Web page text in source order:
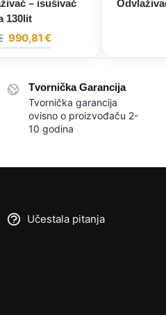
– isušivač
130lit
990,81€
Tvornička Garancija
Tvornička garancija
ovisno o proizvođaču 2-
10 godina
Učestala pitanja